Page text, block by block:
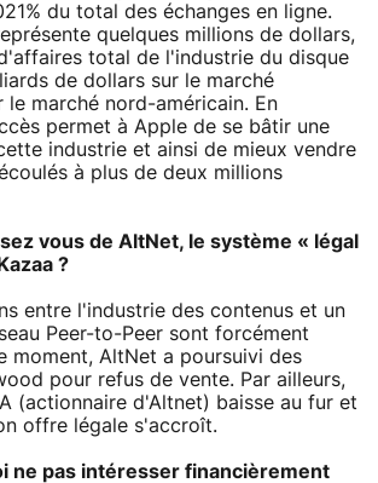
du total des échanges en ligne.
quelques millions de dollars,
total de l'industrie du disque
de dollars sur le marché
le marché nord-américain. En
permet à Apple de se bâtir une
industrie et ainsi de mieux vendre
à plus de deux millions
vous de AltNet, le système « légal
?
entre l'industrie des contenus et un
Peer-to-Peer sont forcément
moment, AltNet a poursuivi des
pour refus de vente. Par ailleurs,
(actionnaire d'Altnet) baisse au fur et
offre légale s'accroît.
ne pas intéresser financièrement